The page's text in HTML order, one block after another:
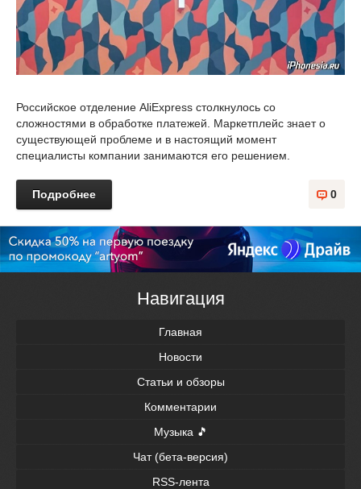
Российское отделение AliExpress столкнулось со
сложностями в обработке платежей. Маркетплейс знает о
существующей проблеме и в настоящий момент
специалисты компании занимаются его решением.
Подробнее 0
Навигация
Главная
Новости
Статьи и обзоры
Комментарии
Музыка 🎵
Чат (бета-версия)
RSS-лента